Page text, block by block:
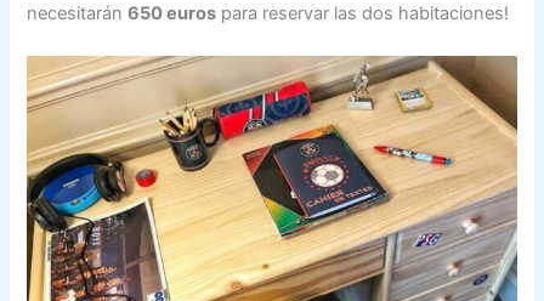
necesitarán650 euros para reservar las dos habitaciones!